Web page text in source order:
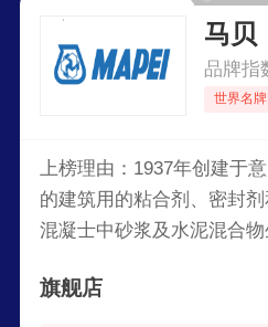
马贝
品牌指
世界名牌
上榜理由：1937年创建于
的建筑用的粘合剂、密封
混凝士中砂浆及水泥混合
32个国家和地区设立了80多
旗舰店